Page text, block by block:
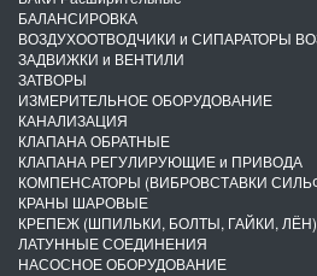
БАЛАНСИРОВКА
ВОЗДУХООТВОДЧИКИ и СИПАРАТОРЫ
ЗАДВИЖКИ и ВЕНТИЛИ
ЗАТВОРЫ
ИЗМЕРИТЕЛЬНОЕ ОБОРУДОВАНИЕ
КАНАЛИЗАЦИЯ
КЛАПАНА ОБРАТНЫЕ
КЛАПАНА РЕГУЛИРУЮЩИЕ и ПРИВОДА
КОМПЕНСАТОРЫ (ВИБРОВСТАВКИ
КРАНЫ ШАРОВЫЕ
КРЕПЕЖ (ШПИЛЬКИ, БОЛТЫ, ГАЙКИ, ЛЁН)
ЛАТУННЫЕ СОЕДИНЕНИЯ
НАСОСНОЕ ОБОРУДОВАНИЕ